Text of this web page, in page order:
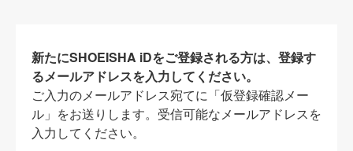
新たにSHOEISHA iDをご登録される方は、登録す
るメールアドレスを入力してください。
ご入力のメールアドレス宛てに「仮登録確認メー
ル」をお送りします。受信可能なメールアドレスを
入力してください。